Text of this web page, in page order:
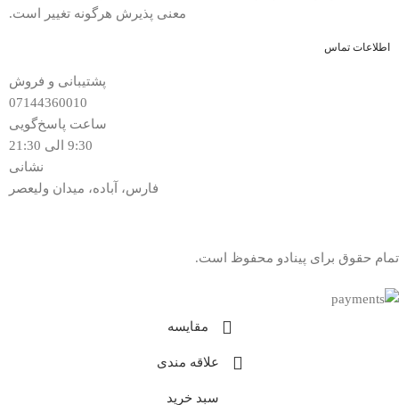
معنی پذیرش هرگونه تغییر است.
اطلاعات تماس
پشتیبانی و فروش
07144360010
ساعت پاسخ‌گویی
9:30 الی 21:30
نشانی
فارس، آباده، میدان ولیعصر
تمام حقوق برای پینادو محفوظ است.
مقایسه
علاقه مندی
سبد خرید